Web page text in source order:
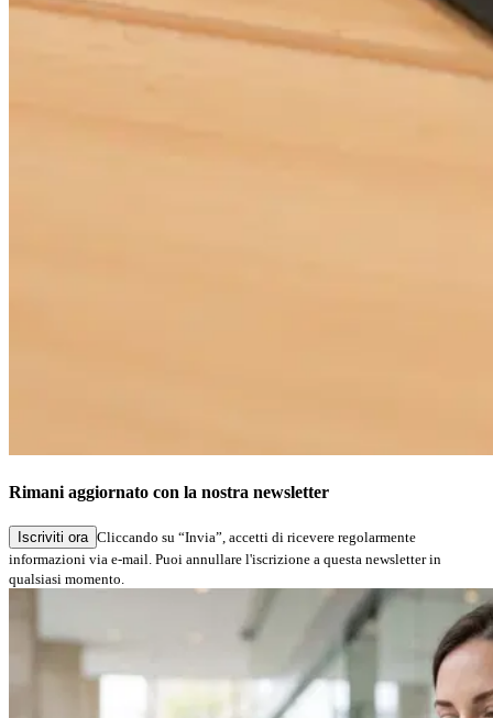
Rimani aggiornato con la nostra newsletter
Iscriviti ora Cliccando su “Invia”, accetti di ricevere regolarmente
informazioni via e-mail. Puoi annullare l'iscrizione a questa newsletter in
qualsiasi momento.